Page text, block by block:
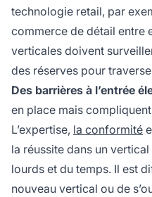
technologie retail, par
commerce de détail entre
verticales doivent
des réserves pour
Des barrières à l’entrée
en place mais
L’expertise, la conformité
la réussite dans un
lourds et du temps. Il est
nouveau vertical ou de